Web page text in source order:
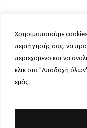
Χρησιμοποιούμε
περιήγησής σας, να
περιεχόμενο και να
κλικ στο "Αποδοχή
εμάς.
CheapFly.gr © 2023.